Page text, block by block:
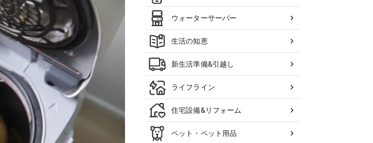
ウォーターサーバー
生活の知恵
新生活準備&引越し
ライフライン
住宅設備&リフォーム
ペット・ペット用品